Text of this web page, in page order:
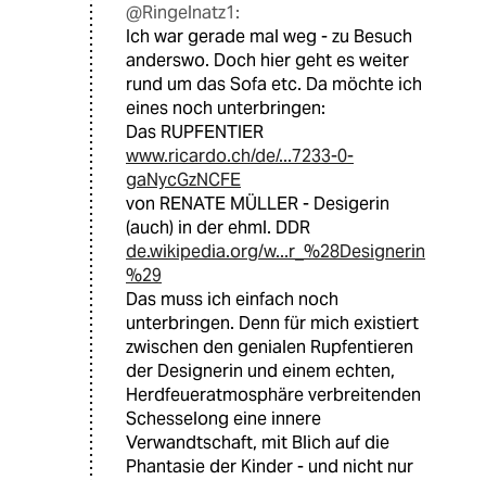
@Ringelnatz1:
Ich war gerade mal weg - zu Besuch
anderswo. Doch hier geht es weiter
rund um das Sofa etc. Da möchte ich
eines noch unterbringen:
Das RUPFENTIER
www.ricardo.ch/de/...7233-0-
gaNycGzNCFE
von RENATE MÜLLER - Desigerin
(auch) in der ehml. DDR
de.wikipedia.org/w...r_%28Designerin
%29
Das muss ich einfach noch
unterbringen. Denn für mich existiert
zwischen den genialen Rupfentieren
der Designerin und einem echten,
Herdfeueratmosphäre verbreitenden
Schesselong eine innere
Verwandtschaft, mit Blich auf die
Phantasie der Kinder - und nicht nur